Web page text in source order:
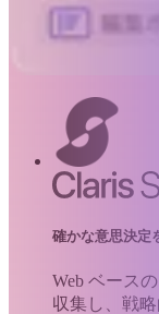
確かな意思決定
Web ベース
収集し、戦